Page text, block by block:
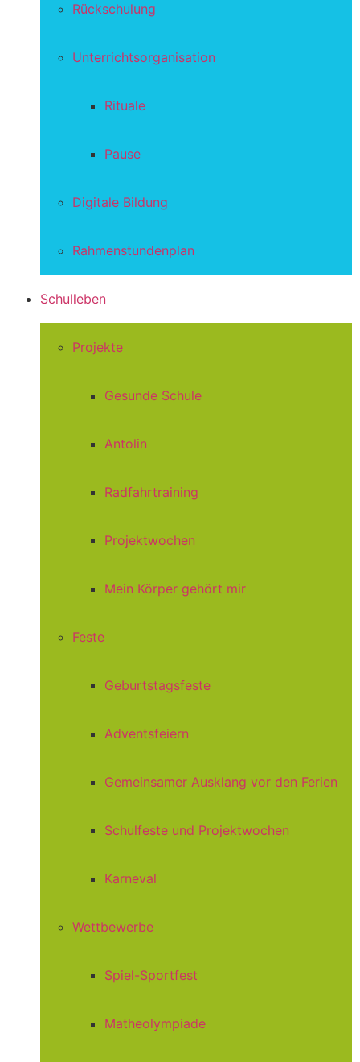
Rückschulung
Unterrichtsorganisation
Rituale
Pause
Digitale Bildung
Rahmenstundenplan
Schulleben
Projekte
Gesunde Schule
Antolin
Radfahrtraining
Projektwochen
Mein Körper gehört mir
Feste
Geburtstagsfeste
Adventsfeiern
Gemeinsamer Ausklang vor den Ferien
Schulfeste und Projektwochen
Karneval
Wettbewerbe
Spiel-Sportfest
Matheolympiade